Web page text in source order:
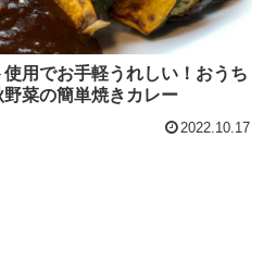
使用でお手軽うれしい！おうち
菜の簡単焼きカレー
2022.10.17